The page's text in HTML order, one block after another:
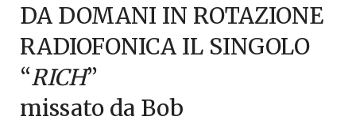
DA DOMANI IN ROTAZIONE
RADIOFONICA IL SINGOLO
“RICH”
missato da Bob